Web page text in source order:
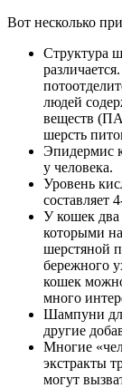
Вот несколько
Структура
людей
веществ
шерсть
Эпидермис
у человека.
Уровень
составляет
У кошек два
которыми
шерстяной
бережного
кошек
много
Шампуни
другие
Многие
экстракты
могут